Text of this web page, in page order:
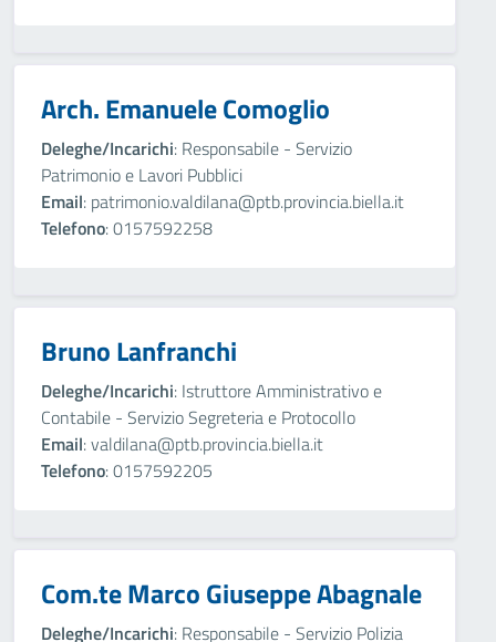
Arch. Emanuele Comoglio
Deleghe/Incarichi: Responsabile - Servizio
Patrimonio e Lavori Pubblici
Email: patrimonio.valdilana@ptb.provincia.biella.it
Telefono: 0157592258
Bruno Lanfranchi
Deleghe/Incarichi: Istruttore Amministrativo e
Contabile - Servizio Segreteria e Protocollo
Email: valdilana@ptb.provincia.biella.it
Telefono: 0157592205
Com.te Marco Giuseppe Abagnale
Deleghe/Incarichi: Responsabile - Servizio Polizia